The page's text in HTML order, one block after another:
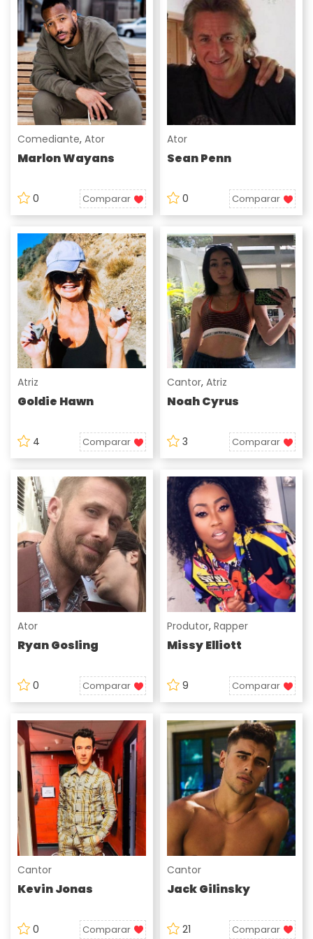
Comediante, Ator
Marlon Wayans
0 Comparar
Ator
Sean Penn
0 Comparar
Atriz
Goldie Hawn
4 Comparar
Cantor, Atriz
Noah Cyrus
3 Comparar
Ator
Ryan Gosling
0 Comparar
Produtor, Rapper
Missy Elliott
9 Comparar
Cantor
Kevin Jonas
0 Comparar
Cantor
Jack Gilinsky
21 Comparar